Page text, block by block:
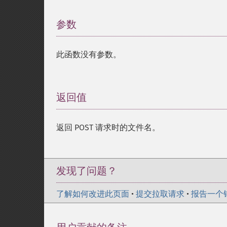
参数
此函数没有参数。
返回值
返回 POST 请求时的文件名。
发现了问题？
了解如何改进此页面 • 提交拉取请求 • 报告一个